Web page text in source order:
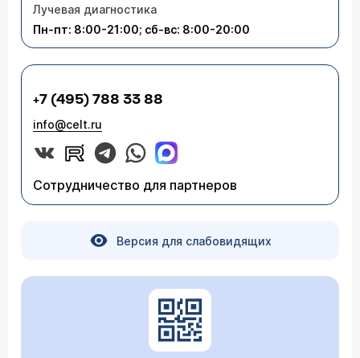
Лучевая диагностика
Пн-пт: 8:00-21:00; сб-вс: 8:00-20:00
+7 (495) 788 33 88
info@celt.ru
Сотрудничество для партнеров
Версия для слабовидящих